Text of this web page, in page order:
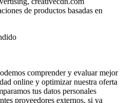
de productos basadas en
comprender y evaluar mejor
online y optimizar nuestra oferta
tus datos personales
proveedores externos, si ya